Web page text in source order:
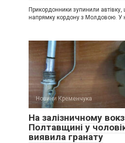
Прикордонники зупинили
напрямку кордону з Молдовою. У
Новини Кременчука
На залізничному
Полтавщині у
виявила гранату